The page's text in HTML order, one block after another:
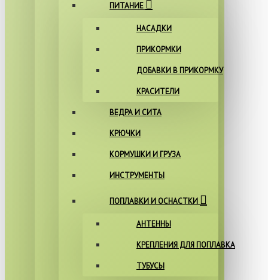
ПИТАНИЕ
НАСАДКИ
ПРИКОРМКИ
ДОБАВКИ В ПРИКОРМКУ
КРАСИТЕЛИ
ВЕДРА И СИТА
КРЮЧКИ
КОРМУШКИ И ГРУЗА
ИНСТРУМЕНТЫ
ПОПЛАВКИ И ОСНАСТКИ
АНТЕННЫ
КРЕПЛЕНИЯ ДЛЯ ПОПЛАВКА
ТУБУСЫ